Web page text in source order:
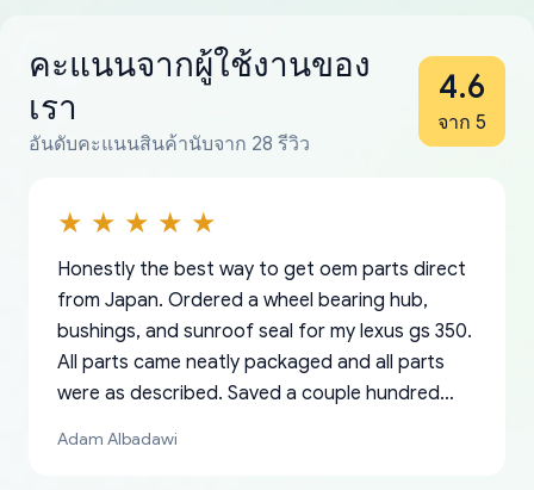
คะแนนจากผู้ใช้งานของ
เรา
อันดับคะแนนสินค้านับจาก 28 รีวิว
4.6
จาก 5
Honestly the best way to get oem parts direct
from Japan. Ordered a wheel bearing hub,
bushings, and sunroof seal for my lexus gs 350.
All parts came neatly packaged and all parts
were as described. Saved a couple hundred
Adam Albadawi